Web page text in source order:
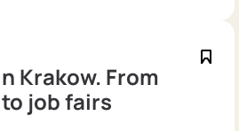
Krakow. From
job fairs